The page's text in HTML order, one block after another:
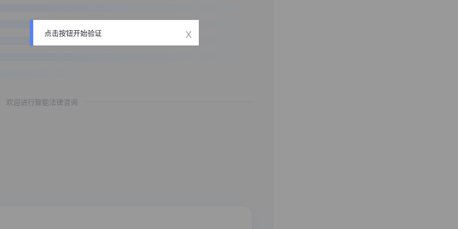
欢迎进行智能法律咨询
点击按钮开始验证 x